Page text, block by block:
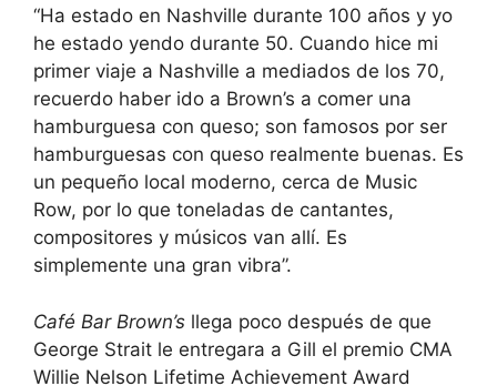
“Ha estado en Nashville durante 100 años y yo
he estado yendo durante 50. Cuando hice mi
primer viaje a Nashville a mediados de los 70,
recuerdo haber ido a Brown’s a comer una
hamburguesa con queso; son famosos por ser
hamburguesas con queso realmente buenas. Es
un pequeño local moderno, cerca de Music
Row, por lo que toneladas de cantantes,
compositores y músicos van allí. Es
simplemente una gran vibra”.
Café Bar Brown’s llega poco después de que
George Strait le entregara a Gill el premio CMA
Willie Nelson Lifetime Achievement Award